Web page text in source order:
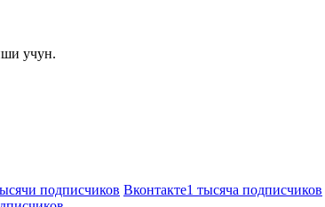
учун.
подписчиков Вконтакте1 тысяча подписчиков